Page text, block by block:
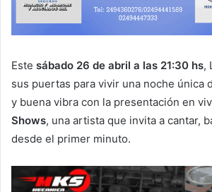
Este sábado 26 de abril a las 21:30 hs,
sus puertas para vivir una noche única
y buena vibra con la presentación en
Shows, una artista que invita a cantar,
desde el primer minuto.